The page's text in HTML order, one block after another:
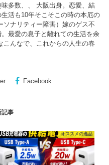
多数、、 大阪出身。恋愛、結
活も10年そこそこの時の本厄の
ソナリティー障害）嫁のゲス不
最愛の息子と離れての生活を余
こんなで、これからの人生の春
Facebook
記事
オススメの逸品